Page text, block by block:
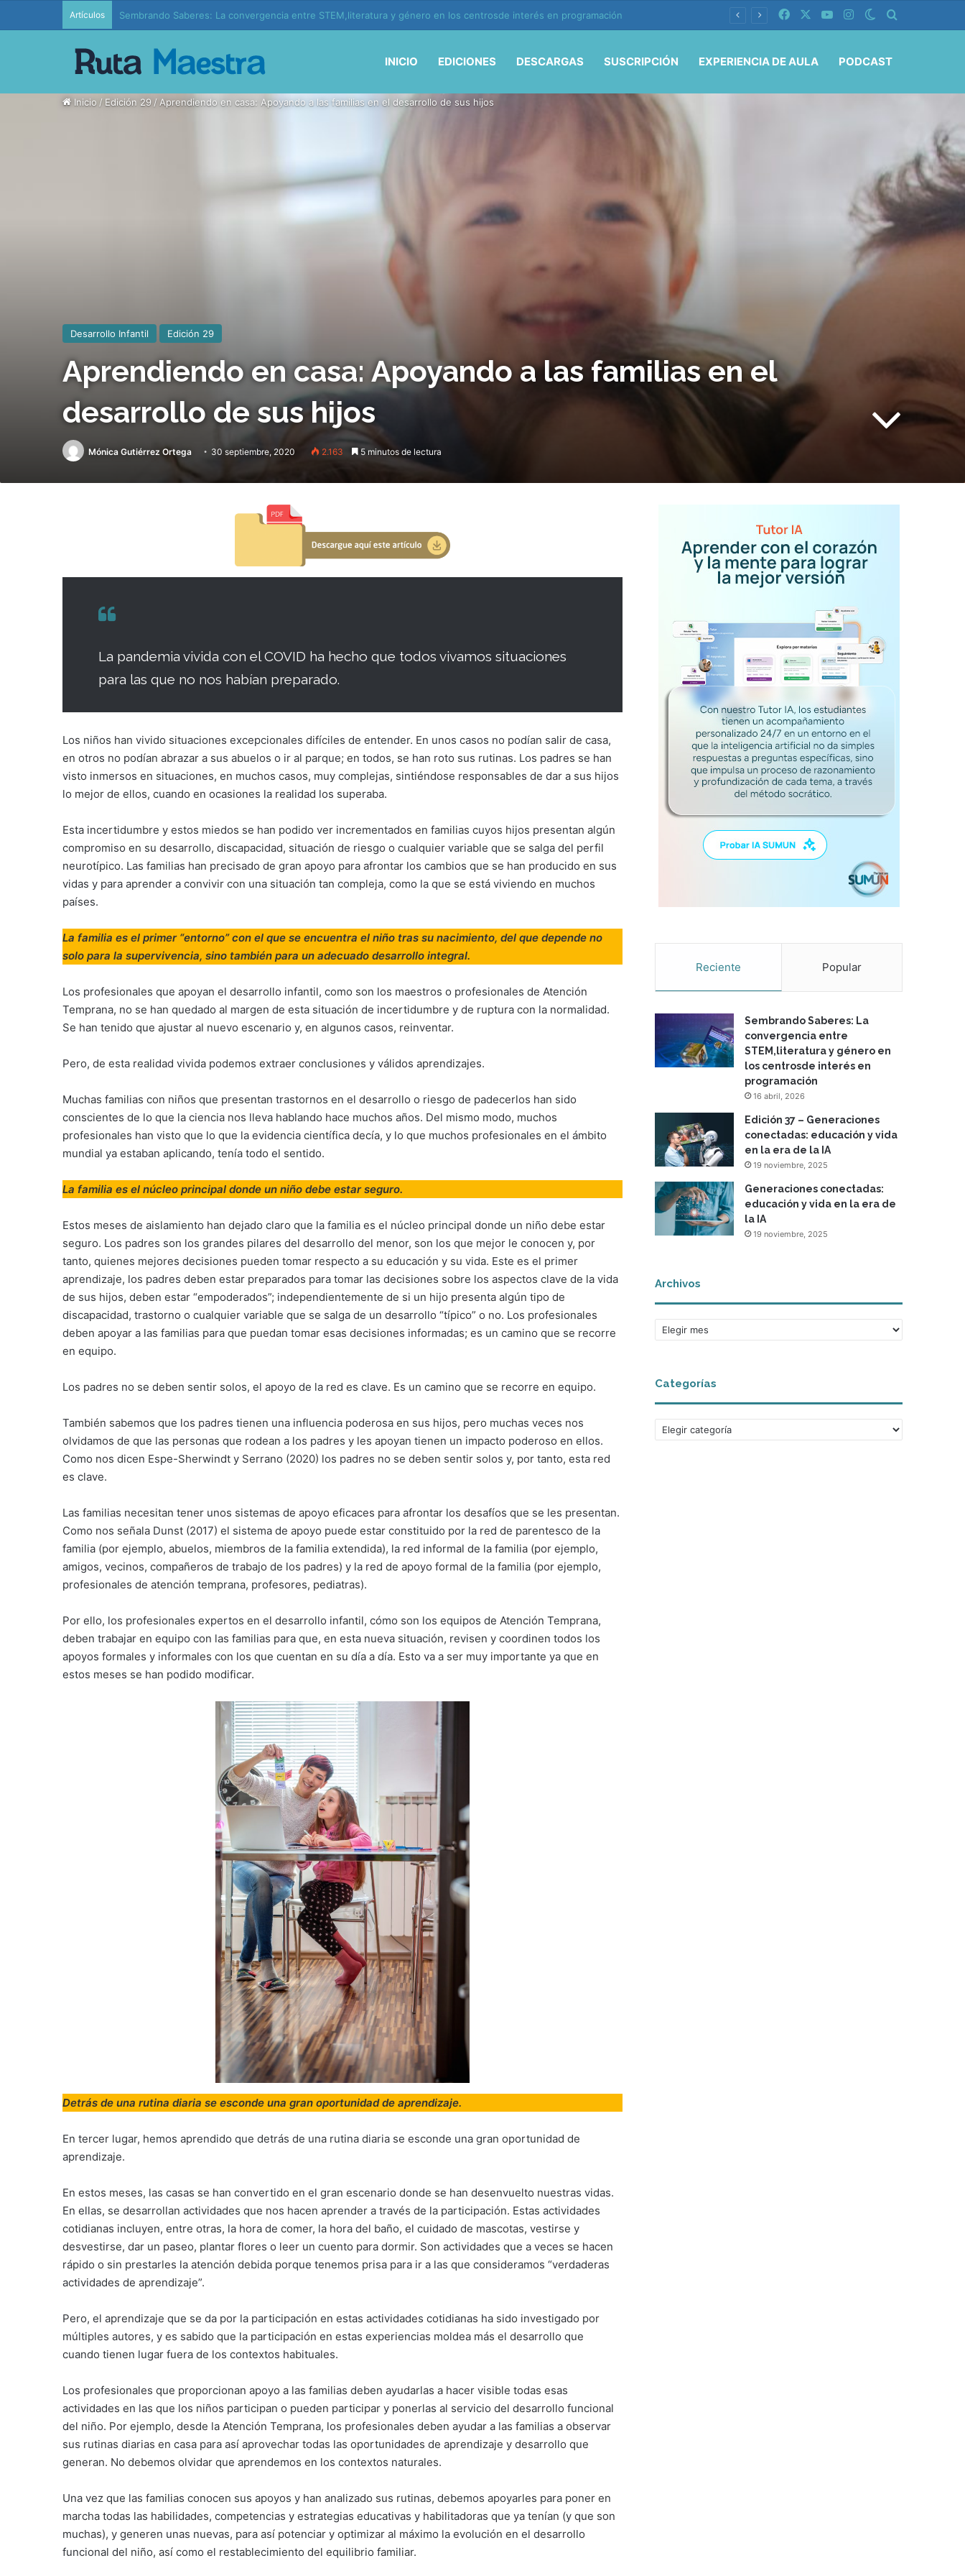
Artículos Edición 37 – Generaciones conectadas: educación y vida en la era de la IA FacebookYouTubeInstagramSwitch skin
INICIO EDICIONES DESCARGAS SUSCRIPCIÓN EXPERIENCIA DE AULA PODCAST
Inicio / Edición 29 / Aprendiendo en casa: Apoyando a las familias en el desarrollo de sus hijos
Desarrollo Infantil Edición 29
Aprendiendo en casa: Apoyando a las familias en el
desarrollo de sus hijos
Mónica Gutiérrez Ortega 30 septiembre, 2020 2.163 5 minutos de lectura
La pandemia vivida con el COVID ha hecho que todos vivamos situaciones
para las que no nos habían preparado.
Los niños han vivido situaciones excepcionales difíciles de entender. En unos casos no podían salir de casa,
en otros no podían abrazar a sus abuelos o ir al parque; en todos, se han roto sus rutinas. Los padres se han
visto inmersos en situaciones, en muchos casos, muy complejas, sintiéndose responsables de dar a sus hijos
lo mejor de ellos, cuando en ocasiones la realidad los superaba.
Esta incertidumbre y estos miedos se han podido ver incrementados en familias cuyos hijos presentan algún
compromiso en su desarrollo, discapacidad, situación de riesgo o cualquier variable que se salga del perfil
neurotípico. Las familias han precisado de gran apoyo para afrontar los cambios que se han producido en sus
vidas y para aprender a convivir con una situación tan compleja, como la que se está viviendo en muchos
países.
La familia es el primer “entorno” con el que se encuentra el niño tras su nacimiento, del que depende no
solo para la supervivencia, sino también para un adecuado desarrollo integral.
Los profesionales que apoyan el desarrollo infantil, como son los maestros o profesionales de Atención
Temprana, no se han quedado al margen de esta situación de incertidumbre y de ruptura con la normalidad.
Se han tenido que ajustar al nuevo escenario y, en algunos casos, reinventar.
Pero, de esta realidad vivida podemos extraer conclusiones y válidos aprendizajes.
Muchas familias con niños que presentan trastornos en el desarrollo o riesgo de padecerlos han sido
conscientes de lo que la ciencia nos lleva hablando hace muchos años. Del mismo modo, muchos
profesionales han visto que lo que la evidencia científica decía, y lo que muchos profesionales en el ámbito
mundial ya estaban aplicando, tenía todo el sentido.
La familia es el núcleo principal donde un niño debe estar seguro.
Estos meses de aislamiento han dejado claro que la familia es el núcleo principal donde un niño debe estar
seguro. Los padres son los grandes pilares del desarrollo del menor, son los que mejor le conocen y, por
tanto, quienes mejores decisiones pueden tomar respecto a su educación y su vida. Este es el primer
aprendizaje, los padres deben estar preparados para tomar las decisiones sobre los aspectos clave de la vida
de sus hijos, deben estar “empoderados”; independientemente de si un hijo presenta algún tipo de
discapacidad, trastorno o cualquier variable que se salga de un desarrollo “típico” o no. Los profesionales
deben apoyar a las familias para que puedan tomar esas decisiones informadas; es un camino que se recorre
en equipo.
Los padres no se deben sentir solos, el apoyo de la red es clave. Es un camino que se recorre en equipo.
También sabemos que los padres tienen una influencia poderosa en sus hijos, pero muchas veces nos
olvidamos de que las personas que rodean a los padres y les apoyan tienen un impacto poderoso en ellos.
Como nos dicen Espe-Sherwindt y Serrano (2020) los padres no se deben sentir solos y, por tanto, esta red
es clave.
Las familias necesitan tener unos sistemas de apoyo eficaces para afrontar los desafíos que se les presentan.
Como nos señala Dunst (2017) el sistema de apoyo puede estar constituido por la red de parentesco de la
familia (por ejemplo, abuelos, miembros de la familia extendida), la red informal de la familia (por ejemplo,
amigos, vecinos, compañeros de trabajo de los padres) y la red de apoyo formal de la familia (por ejemplo,
profesionales de atención temprana, profesores, pediatras).
Por ello, los profesionales expertos en el desarrollo infantil, cómo son los equipos de Atención Temprana,
deben trabajar en equipo con las familias para que, en esta nueva situación, revisen y coordinen todos los
apoyos formales y informales con los que cuentan en su día a día. Esto va a ser muy importante ya que en
estos meses se han podido modificar.
Detrás de una rutina diaria se esconde una gran oportunidad de aprendizaje.
En tercer lugar, hemos aprendido que detrás de una rutina diaria se esconde una gran oportunidad de
aprendizaje.
En estos meses, las casas se han convertido en el gran escenario donde se han desenvuelto nuestras vidas.
En ellas, se desarrollan actividades que nos hacen aprender a través de la participación. Estas actividades
cotidianas incluyen, entre otras, la hora de comer, la hora del baño, el cuidado de mascotas, vestirse y
desvestirse, dar un paseo, plantar flores o leer un cuento para dormir. Son actividades que a veces se hacen
rápido o sin prestarles la atención debida porque tenemos prisa para ir a las que consideramos “verdaderas
actividades de aprendizaje”.
Pero, el aprendizaje que se da por la participación en estas actividades cotidianas ha sido investigado por
múltiples autores, y es sabido que la participación en estas experiencias moldea más el desarrollo que
cuando tienen lugar fuera de los contextos habituales.
Los profesionales que proporcionan apoyo a las familias deben ayudarlas a hacer visible todas esas
actividades en las que los niños participan o pueden participar y ponerlas al servicio del desarrollo funcional
del niño. Por ejemplo, desde la Atención Temprana, los profesionales deben ayudar a las familias a observar
sus rutinas diarias en casa para así aprovechar todas las oportunidades de aprendizaje y desarrollo que
generan. No debemos olvidar que aprendemos en los contextos naturales.
Una vez que las familias conocen sus apoyos y han analizado sus rutinas, debemos apoyarles para poner en
marcha todas las habilidades, competencias y estrategias educativas y habilitadoras que ya tenían (y que son
muchas), y generen unas nuevas, para así potenciar y optimizar al máximo la evolución en el desarrollo
funcional del niño, así como el restablecimiento del equilibrio familiar.
Reciente Popular
Sembrando Saberes: La
convergencia entre
STEM,literatura y género en
los centrosde interés en
programación
16 abril, 2026
Edición 37 – Generaciones
conectadas: educación y vida
en la era de la IA
19 noviembre, 2025
Generaciones conectadas:
educación y vida en la era de
la IA
19 noviembre, 2025
Archivos
Archivos
Categorías
Categorías